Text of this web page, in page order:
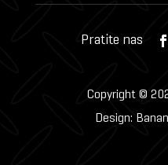
Copyright ©